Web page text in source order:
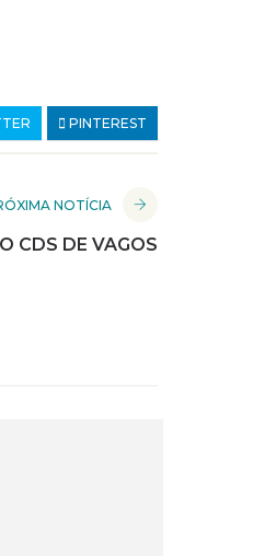
PINTEREST
NOTÍCIA
CDS DE VAGOS